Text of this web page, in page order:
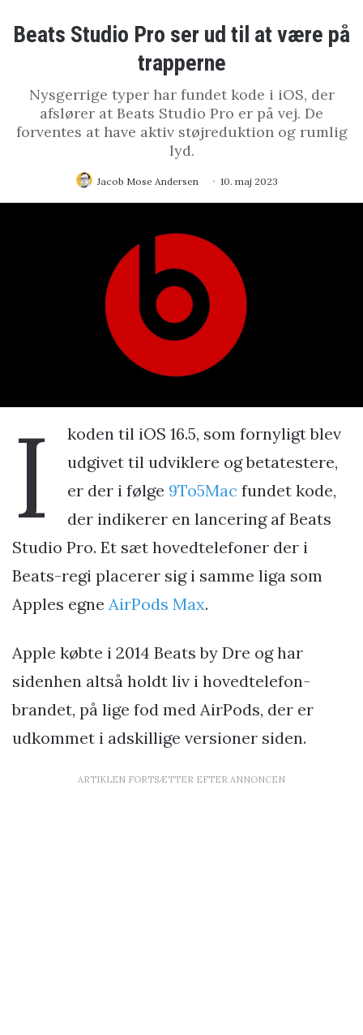
Beats Studio Pro ser ud til at være på
trapperne
Nysgerrige typer har fundet kode i iOS, der
afslører at Beats Studio Pro er på vej. De
forventes at have aktiv støjreduktion og rumlig
lyd.
Jacob Mose Andersen 10. maj 2023
I
koden til iOS 16.5, som fornyligt blev
udgivet til udviklere og betatestere,
er der i følge 9To5Mac fundet kode,
der indikerer en lancering af Beats
Studio Pro. Et sæt hovedtelefoner der i
Beats-regi placerer sig i samme liga som
Apples egne AirPods Max.
Apple købte i 2014 Beats by Dre og har
sidenhen altså holdt liv i hovedtelefon-
brandet, på lige fod med AirPods, der er
udkommet i adskillige versioner siden.
ARTIKLEN FORTSÆTTER EFTER ANNONCEN